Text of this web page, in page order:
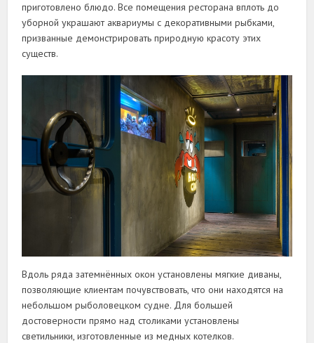
приготовлено блюдо. Все помещения ресторана вплоть до
уборной украшают аквариумы с декоративными рыбками,
призванные демонстрировать природную красоту этих
существ.
Вдоль ряда затемнённых окон установлены мягкие диваны,
позволяющие клиентам почувствовать, что они находятся на
небольшом рыболовецком судне. Для большей
достоверности прямо над столиками установлены
светильники, изготовленные из медных котелков.